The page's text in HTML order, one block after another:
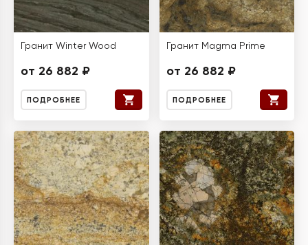
Гранит Winter Wood
от 26 882 ₽
ПОДРОБНЕЕ
Гранит Magma Prime
от 26 882 ₽
ПОДРОБНЕЕ